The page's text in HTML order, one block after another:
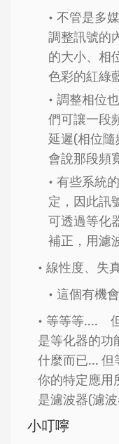
不管是多
調整訊號的
的大小、相
色彩的紅綠
調整相位
們可讓一段
延遲(相位
會說那段頻
有些系統
定，因此訊
可透過等化
補正，用濾
線性度、失
這個有機
等等等....
是等化器的功
什麼而已...
你的特定應用
是濾波器(濾
小叮嚀